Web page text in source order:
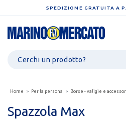
SPEDIZIONE GRATUITA A
Home Per la persona Borse - valigie e
Spazzola Max